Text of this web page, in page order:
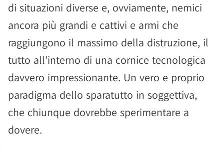
di situazioni diverse e, ovviamente, nemici
ancora più grandi e cattivi e armi che
raggiungono il massimo della distruzione, il
tutto all'interno di una cornice tecnologica
davvero impressionante. Un vero e proprio
paradigma dello sparatutto in soggettiva,
che chiunque dovrebbe sperimentare a
dovere.